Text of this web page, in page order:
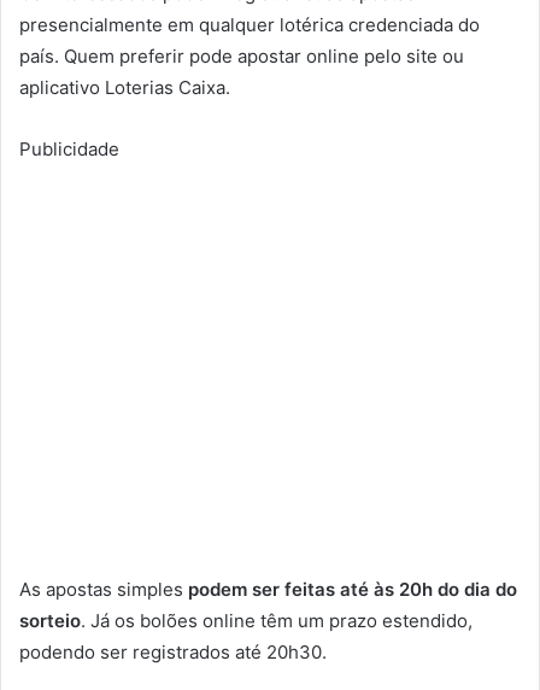
presencialmente em qualquer lotérica credenciada do
país. Quem preferir pode apostar online pelo site ou
aplicativo Loterias Caixa.
Publicidade
As apostas simples podem ser feitas até às 20h do dia do
sorteio. Já os bolões online têm um prazo estendido,
podendo ser registrados até 20h30.